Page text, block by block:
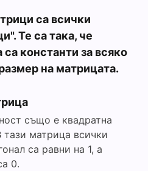
са всички
Те са така, че
константи за всяко
на матрицата.
също е квадратна
матрица всички
са равни на 1, а
0.